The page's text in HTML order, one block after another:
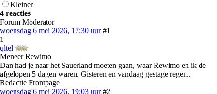
Kleiner
4 reacties
Forum Moderator
woensdag 6 mei 2026, 17:30 uur #1
1
qltel
Meneer Rewimo
Dan had je naar het Sauerland moeten gaan, waar Rewimo en ik de
afgelopen 5 dagen waren. Gisteren en vandaag gestage regen..
Redactie Frontpage
woensdag 6 mei 2026, 19:03 uur #2